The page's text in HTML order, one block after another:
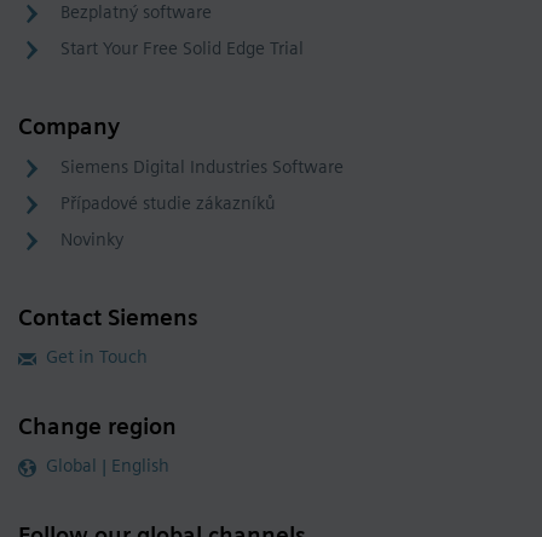
Bezplatný software
Start Your Free Solid Edge Trial
Company
Siemens Digital Industries Software
Případové studie zákazníků
Novinky
Contact Siemens
Get in Touch
Change region
Global | English